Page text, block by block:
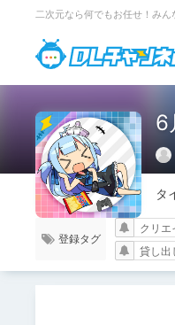
二次元なら何でもお任せ！みん
6
タ
登録タグ
クリエ
貸し出